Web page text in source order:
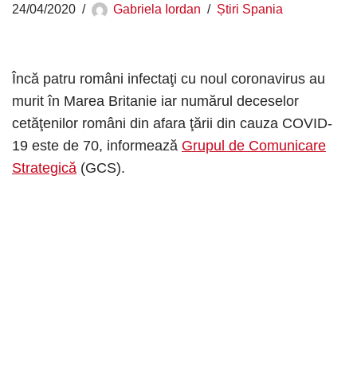
24/04/2020 Gabriela Iordan Știri Spania
Încă patru români infectaţi cu noul coronavirus au
murit în Marea Britanie iar numărul deceselor
cetăţenilor români din afara ţării din cauza COVID-
19 este de 70, informează Grupul de Comunicare
Strategică (GCS).